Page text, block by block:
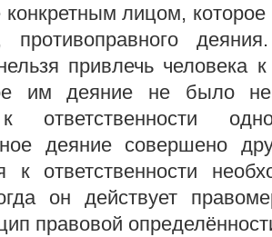
лицом, которое
противоправного
привлечь человека
им деяние не было
ответственности
деяние совершено
к ответственности
он действует
правовой